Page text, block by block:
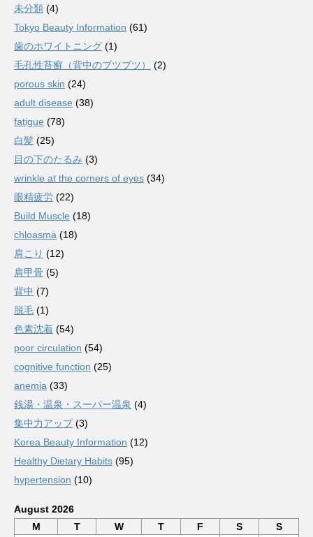
未分類 (4)
Tokyo Beauty Information (61)
歯のホワイトニング (1)
毛孔性苔癬（背中のブツブツ）
(2)
porous skin (24)
adult disease (38)
fatigue (78)
白髪 (25)
目の下のたるみ (3)
wrinkle at the corners of eyes (34)
眼精疲労 (22)
Build Muscle (18)
chloasma (18)
肩こり (12)
肩甲骨 (5)
背中 (7)
脱毛 (1)
色素沈着 (54)
poor circulation (54)
cognitive function (25)
anemia (33)
銭湯・温泉・スーパー温泉 (4)
集中力アップ(3)
Korea Beauty Information (12)
Healthy Dietary Habits (95)
hypertension (10)
August 2026
M
T W T F S
S